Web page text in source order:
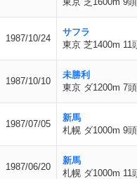
1987/10/24
サフラ
東京 芝1400m 11
1987/10/10
未勝利
東京 ダ1200m 7頭
1987/07/05
新馬
札幌 ダ1000m 9頭
1987/06/20
新馬
札幌 ダ1000m 11